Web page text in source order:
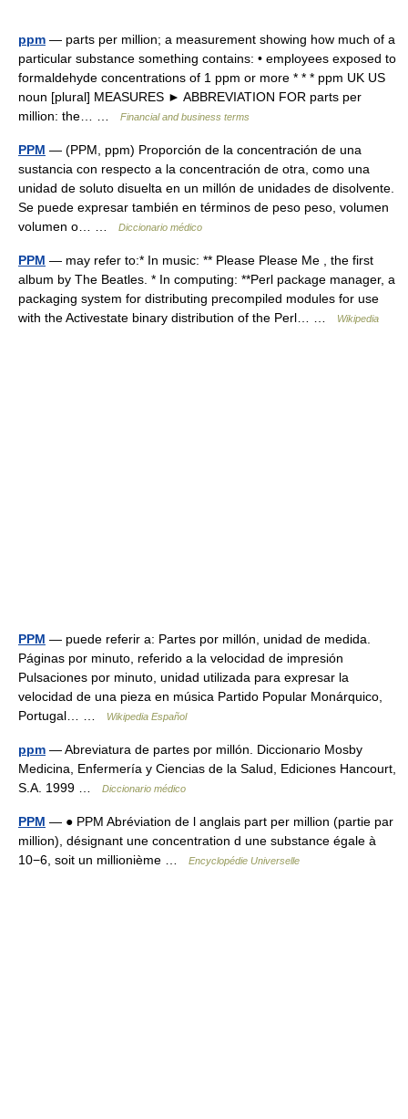
ppm — parts per million; a measurement showing how much of a
particular substance something contains: • employees exposed to
formaldehyde concentrations of 1 ppm or more * * * ppm UK US
noun [plural] MEASURES ► ABBREVIATION FOR parts per
million: the… …
Financial and business terms
PPM — (PPM, ppm) Proporción de la concentración de una
sustancia con respecto a la concentración de otra, como una
unidad de soluto disuelta en un millón de unidades de disolvente.
Se puede expresar también en términos de peso peso, volumen
volumen o… …
Diccionario médico
PPM — may refer to:* In music: ** Please Please Me , the first
album by The Beatles. * In computing: **Perl package manager, a
packaging system for distributing precompiled modules for use
with the Activestate binary distribution of the Perl… …
Wikipedia
PPM — puede referir a: Partes por millón, unidad de medida.
Páginas por minuto, referido a la velocidad de impresión
Pulsaciones por minuto, unidad utilizada para expresar la
velocidad de una pieza en música Partido Popular Monárquico,
Portugal… …
Wikipedia Español
ppm — Abreviatura de partes por millón. Diccionario Mosby
Medicina, Enfermería y Ciencias de la Salud, Ediciones Hancourt,
S.A. 1999 …
Diccionario médico
PPM — ● PPM Abréviation de l anglais part per million (partie par
million), désignant une concentration d une substance égale à
10−6, soit un millionième …
Encyclopédie Universelle